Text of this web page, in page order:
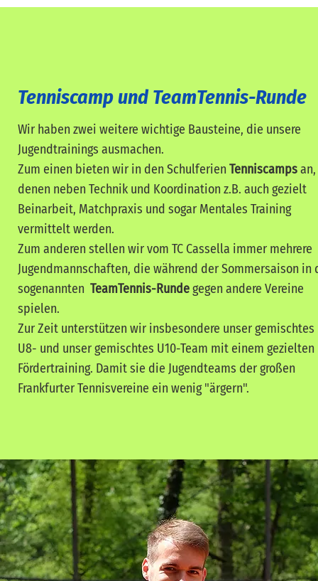
Tenniscamp und TeamTennis-Runde
Wir haben zwei weitere wichtige Bausteine, die unsere
Jugendtrainings ausmachen.
Zum einen bieten wir in den Schulferien Tenniscamps
denen neben Technik und Koordination z.B. auch gezielt
Beinarbeit, Matchpraxis und sogar Mentales Training
vermittelt werden.
Zum anderen stellen wir vom TC Cassella immer mehrere
Jugendmannschaften, die während der Sommersaison in
sogenannten TeamTennis-Rundegegen andere Vereine
spielen.
Zur Zeit unterstützen wir insbesondere unser gemischtes
U8- und unser gemischtes U10-Team mit einem gezielten
Fördertraining. Damit sie die Jugendteams der großen
Frankfurter Tennisvereine ein wenig "ärgern".